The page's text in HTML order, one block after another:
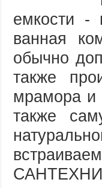
емкости -
ванная
обычно
также
мрамора и
также